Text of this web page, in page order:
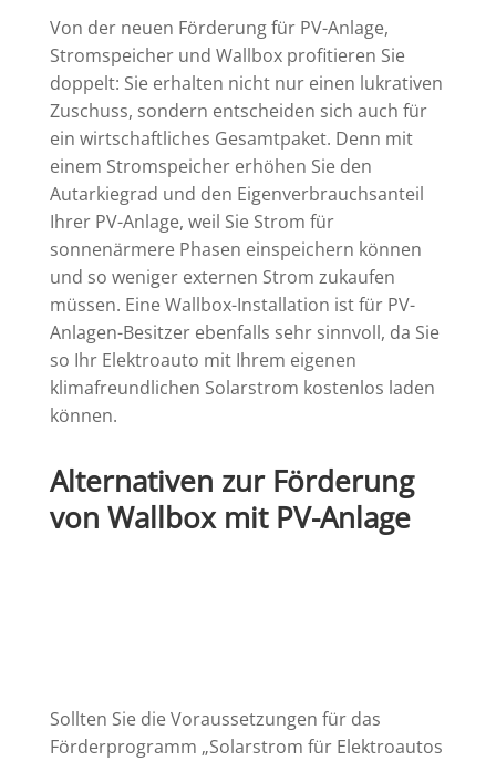
Von der neuen Förderung für PV-Anlage,
Stromspeicher und Wallbox profitieren Sie
doppelt: Sie erhalten nicht nur einen lukrativen
Zuschuss, sondern entscheiden sich auch für
ein wirtschaftliches Gesamtpaket. Denn mit
einem Stromspeicher erhöhen Sie den
Autarkiegrad und den Eigenverbrauchsanteil
Ihrer PV-Anlage, weil Sie Strom für
sonnenärmere Phasen einspeichern können
und so weniger externen Strom zukaufen
müssen. Eine Wallbox-Installation ist für PV-
Anlagen-Besitzer ebenfalls sehr sinnvoll, da Sie
so Ihr Elektroauto mit Ihrem eigenen
klimafreundlichen Solarstrom kostenlos laden
können.
Alternativen zur Förderung
von Wallbox mit PV-Anlage
Sollten Sie die Voraussetzungen für das
Förderprogramm „Solarstrom für Elektroautos